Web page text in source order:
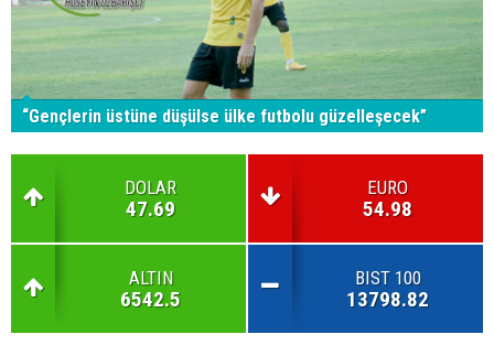
“Gençlerin üstüne düşülse ülke futbolu güzelleşecek”
DOLAR
47.69
EURO
54.98
ALTIN
6542.5
BIST 100
13798.82